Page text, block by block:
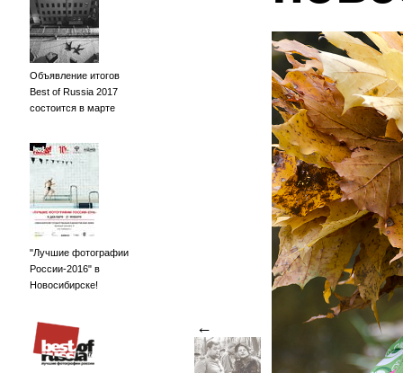
Объявление итогов
Best of Russia 2017
состоится в марте
"Лучшие фотографии
России-2016" в
Новосибирске!
←